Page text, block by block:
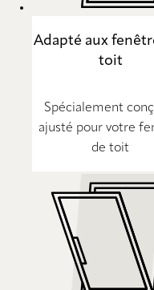
Adapté aux
toit
Spécialement
ajusté pour votre
de toit